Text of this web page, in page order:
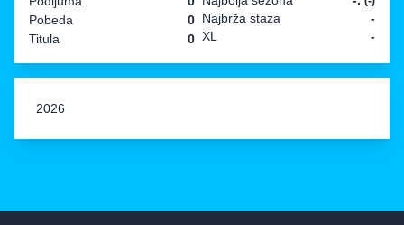
Pobeda
0
Titula
0
Najbrža staza
-
XL
-
2026